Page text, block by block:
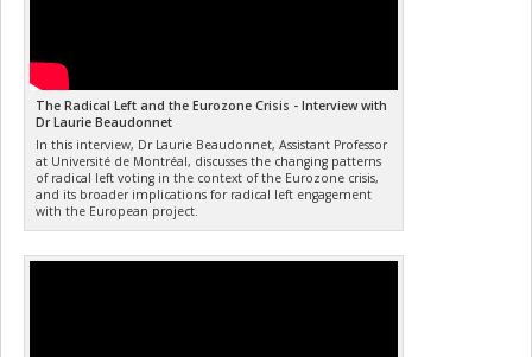
The Radical Left and the Eurozone Crisis - Interview with
Dr Laurie Beaudonnet
In this interview, Dr Laurie Beaudonnet, Assistant Professor
at Université de Montréal, discusses the changing patterns
of radical left voting in the context of the Eurozone crisis,
and its broader implications for radical left engagement
with the European project.